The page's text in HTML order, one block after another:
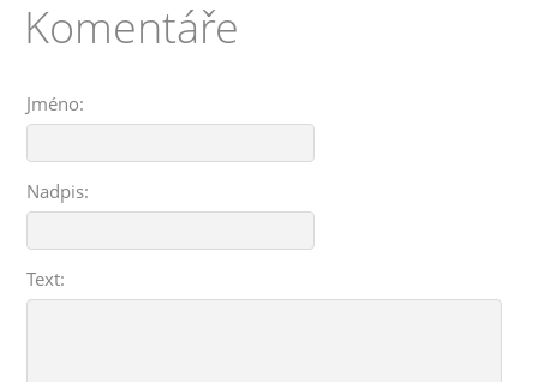
Komentáře
Jméno:
Nadpis:
Text: